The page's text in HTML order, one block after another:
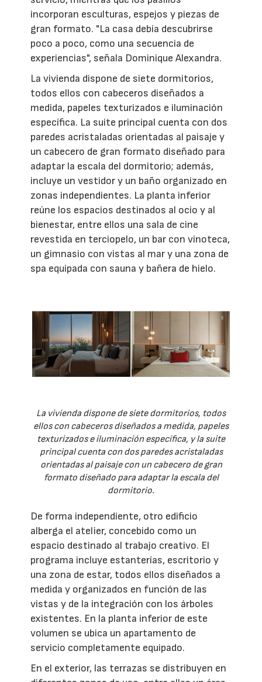
incorporan esculturas, espejos y piezas de
gran formato. "La casa debía descubrirse
poco a poco, como una secuencia de
experiencias", señala Dominique Alexandra.
La vivienda dispone de siete dormitorios,
todos ellos con cabeceros diseñados a
medida, papeles texturizados e iluminación
específica. La suite principal cuenta con dos
paredes acristaladas orientadas al paisaje y
un cabecero de gran formato diseñado para
adaptar la escala del dormitorio; además,
incluye un vestidor y un baño organizado en
zonas independientes. La planta inferior
reúne los espacios destinados al ocio y al
bienestar, entre ellos una sala de cine
revestida en terciopelo, un bar con vinoteca,
un gimnasio con vistas al mar y una zona de
spa equipada con sauna y bañera de hielo.
La vivienda dispone de siete dormitorios, todos
ellos con cabeceros diseñados a medida, papeles
texturizados e iluminación específica, y la suite
principal cuenta con dos paredes acristaladas
orientadas al paisaje con un cabecero de gran
formato diseñado para adaptar la escala del
dormitorio.
De forma independiente, otro edificio
alberga el atelier, concebido como un
espacio destinado al trabajo creativo. El
programa incluye estanterías, escritorio y
una zona de estar, todos ellos diseñados a
medida y organizados en función de las
vistas y de la integración con los árboles
existentes. En la planta inferior de este
volumen se ubica un apartamento de
servicio completamente equipado.
En el exterior, las terrazas se distribuyen en